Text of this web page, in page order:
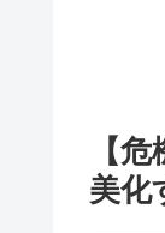
【
美化